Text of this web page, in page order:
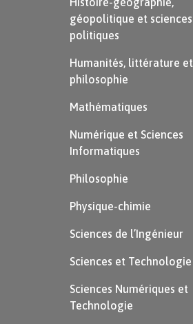
géopolitique et sciences
politiques
Humanités, littérature et
philosophie
Mathématiques
Numérique et Sciences
Informatiques
Philosophie
Physique-chimie
Sciences de l’Ingénieur
Sciences et Technologie
Sciences Numériques et
Technologie